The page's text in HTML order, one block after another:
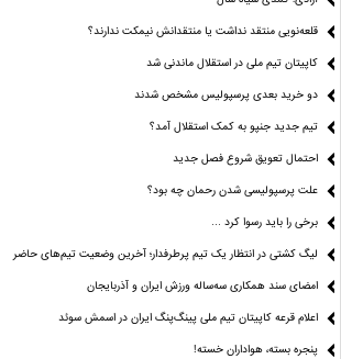
قلعه‌نویی منتقد نداشت یا منتقدانش نیمکت ندارند؟
کاپیتان تیم ملی در استقلال ماندنی شد
دو خرید بعدی پرسپولیس مشخص شدند
تیم جدید جنپو به کمک استقلال آمد؟
احتمال تعویق شروع فصل جدید
علت پرسپولیسی شدن رحمان چه بود؟
برخی را باید رسوا کرد …
لیگ کشتی در انتظار یک تیم پرطرفدار؛ آخرین وضعیت تیم‌های حاضر
امضای سند همکاری سه‌ساله ورزش ایران و آذربایجان
اعلام قرعه کاپیتان تیم ملی پینگ‌پنگ ایران در اسمش سوئد
پنجره بسته، هواداران خسته!